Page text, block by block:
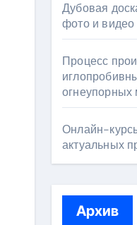
Дубовая
фото и видео
Процесс
огнеупорных
Онлайн-
актуальных
Архив